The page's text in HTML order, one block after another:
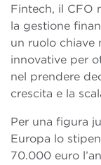
Fintech, il CFO
la gestione
un ruolo chiave
innovative per
nel prendere
crescita e la
Per una figura
Europa lo
70.000 euro